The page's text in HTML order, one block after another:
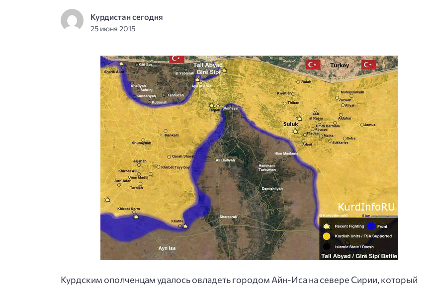
Курдистан сегодня
25 июня 2015
Курдским ополченцам удалось овладеть городом Айн-Иса на севере Сирии, который